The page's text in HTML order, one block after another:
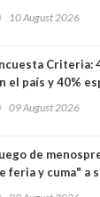
creían intocables"
10 August 2026
Criteria:
el país y 40%
09 August 2026
de
feria y cuma" a